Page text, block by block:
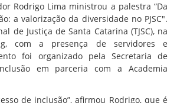
Rodrigo Lima ministrou a palestra “Da
a valorização da diversidade no PJSC".
de Justiça de Santa Catarina (TJSC), na
com a presença de servidores e
foi organizado pela Secretaria de
em parceria com a Academia
de inclusão”, afirmou Rodrigo, que é